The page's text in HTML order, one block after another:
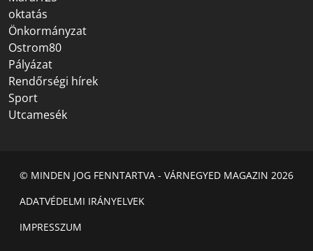
oktatás
Önkormányzat
Ostrom80
Pályázat
Rendőrségi hírek
Sport
Utcamesék
© MINDEN JOG FENNTARTVA - VÁRNEGYED MAGAZIN 2026
ADATVÉDELMI IRÁNYELVEK
IMPRESSZUM